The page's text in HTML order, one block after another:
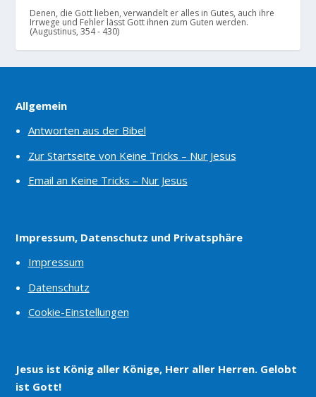
Denen, die Gott lieben, verwandelt er alles in Gutes, auch ihre
Irrwege und Fehler lässt Gott ihnen zum Guten werden.
(Augustinus, 354 - 430)
Allgemein
Antworten aus der Bibel
Zur Startseite von Keine Tricks – Nur Jesus
Email an Keine Tricks – Nur Jesus
Impressum, Datenschutz und Privatsphäre
Impressum
Datenschutz
Cookie-Einstellungen
Jesus ist König aller Könige, Herr aller Herren. Gelobt
ist Gott!